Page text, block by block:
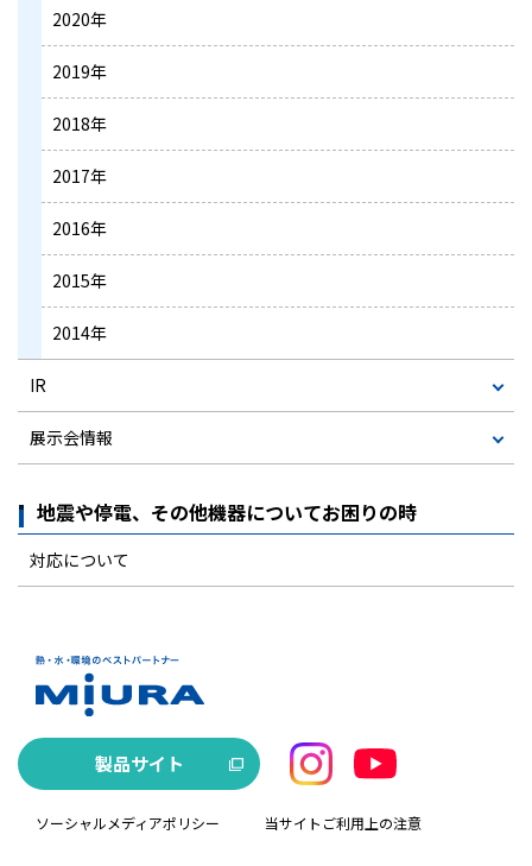
2020年
2019年
2018年
2017年
2016年
2015年
2014年
IR
展示会情報
地震や停電、その他機器についてお困りの時
対応について
製品サイト
ソーシャルメディアポリシー 当サイトご利用上の注意